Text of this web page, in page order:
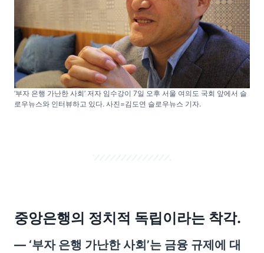
‘부자 은행 가난한 사회’ 저자 임수강이 7일 오후 서울 여의도 국회 앞에서 슬
로우뉴스와 인터뷰하고 있다. 사진=김도연 슬로우뉴스 기자.
중앙은행의 정치적 독립이라는 착각.
— ‘부자 은행 가난한 사회’는 금융 규제에 대